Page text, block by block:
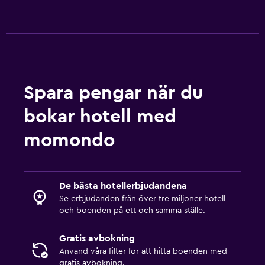
Strandstolar
Eldstad utomhus
Trädgård
Mat kan levereras till gästboendet
Försäljningsautomat (drycker)
Spara pengar när du
bokar hotell med
momondo
De bästa hotellerbjudandena
Se erbjudanden från över tre miljoner hotell
och boenden på ett och samma ställe.
Gratis avbokning
Använd våra filter för att hitta boenden med
gratis avbokning.